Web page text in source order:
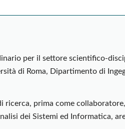
per il settore scientifico-
di Roma, Dipartimento di
ricerca, prima come
dei Sistemi ed Informatica,